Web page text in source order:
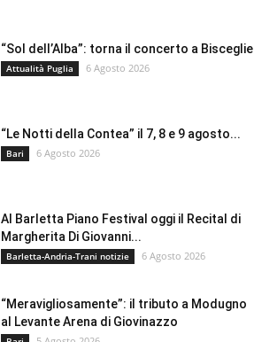
“Sol dell’Alba”: torna il concerto a Bisceglie
Attualità Puglia 6 Agosto 2026
“Le Notti della Contea” il 7, 8 e 9 agosto...
Bari 6 Agosto 2026
Al Barletta Piano Festival oggi il Recital di
Margherita Di Giovanni...
Barletta-Andria-Trani notizie 6 Agosto 2026
“Meravigliosamente”: il tributo a Modugno
al Levante Arena di Giovinazzo